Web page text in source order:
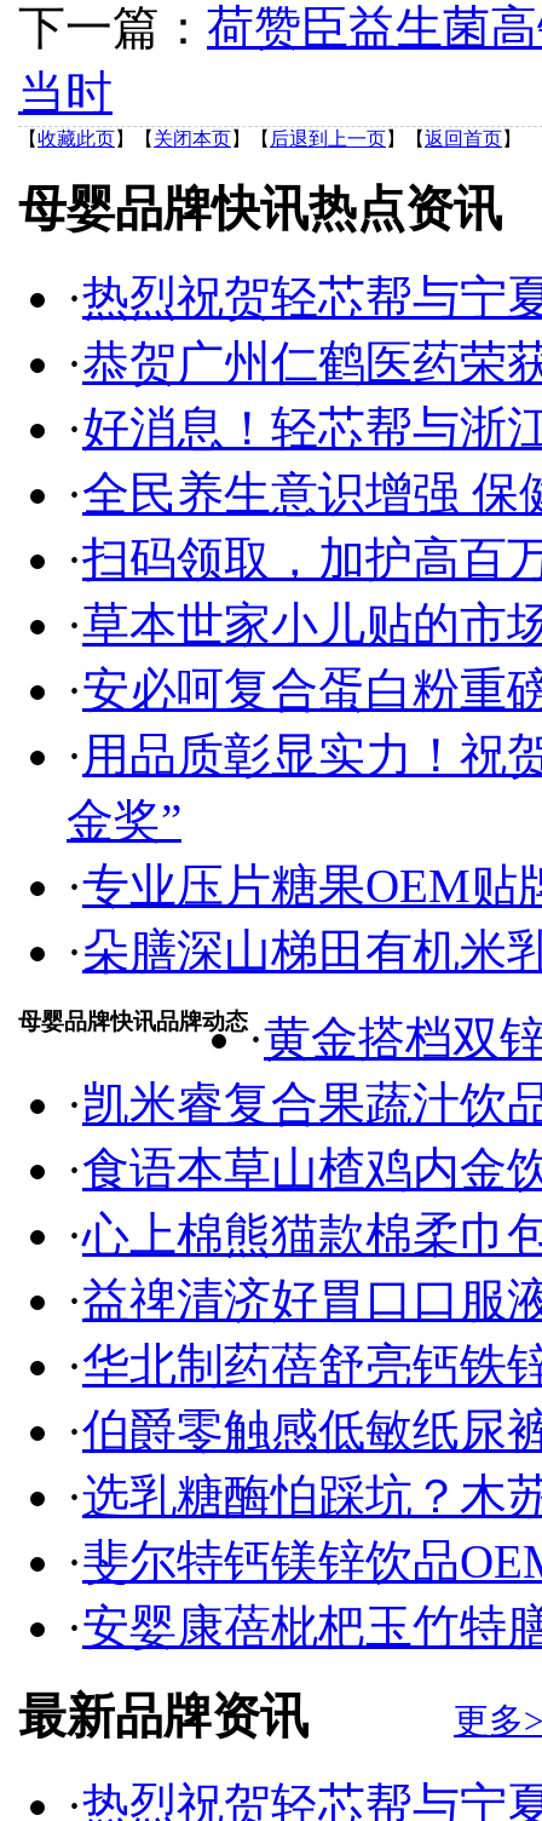
下一篇： 荷赞臣益生菌
当时
【收藏此页】 【 关闭本页】 【 后退到上一页】 【返回首页】
母婴品牌快讯热点资讯
·热烈祝贺轻芯帮与宁
·恭贺广州仁鹤医药荣
·好消息！轻芯帮与浙
·全民养生意识增强 保
·扫码领取，加护高百
·草本世家小儿贴的市
·安必呵复合蛋白粉重
·用品质彰显实力！祝
金奖”
·专业压片糖果OEM贴
·朵膳深山梯田有机米
母婴品牌快讯品牌动态·黄金搭档双
·凯米睿复合果蔬汁饮
·食语本草山楂鸡内金
·心上棉熊猫款棉柔巾
·益禆清济好胃口口服
·华北制药蓓舒亮钙铁
·伯爵零触感低敏纸尿
·选乳糖酶怕踩坑？木
·斐尔特钙镁锌饮品
·安婴康蓓枇杷玉竹特
最新品牌资讯 更多
·热烈祝贺轻芯帮与宁